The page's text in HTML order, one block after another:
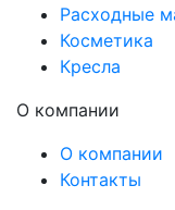
Расходные
Косметика
Кресла
О компании
О компании
Контакты